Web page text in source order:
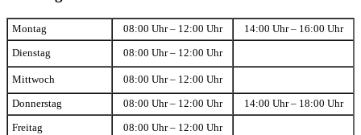
Montag 08:00 Uhr – 12:00 Uhr 14:00 Uhr – 16:00 Uhr
Dienstag 08:00 Uhr – 12:00 Uhr
Mittwoch 08:00 Uhr – 12:00 Uhr
Donnerstag 08:00 Uhr – 12:00 Uhr 14:00 Uhr – 18:00 Uhr
Freitag 08:00 Uhr – 12:00 Uhr